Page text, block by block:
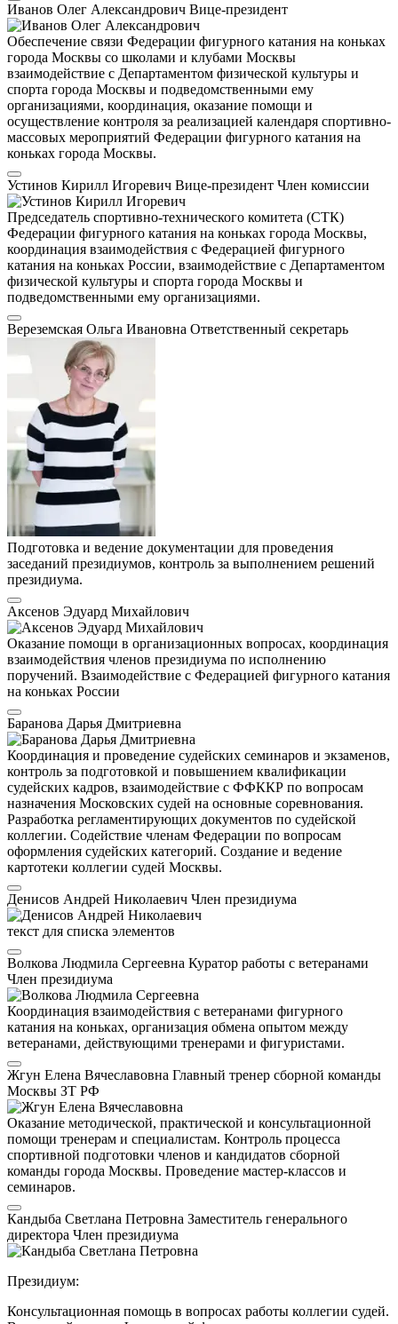
Иванов Олег Александрович Вице-президент
Обеспечение связи Федерации фигурного катания на коньках
города Москвы со школами и клубами Москвы
взаимодействие с Департаментом физической культуры и
спорта города Москвы и подведомственными ему
организациями, координация, оказание помощи и
осуществление контроля за реализацией календаря спортивно-
массовых мероприятий Федерации фигурного катания на
коньках города Москвы.
Устинов Кирилл Игоревич Вице-президент Член комиссии
Председатель спортивно-технического комитета (СТК)
Федерации фигурного катания на коньках города Москвы,
координация взаимодействия с Федерацией фигурного
катания на коньках России, взаимодействие с Департаментом
физической культуры и спорта города Москвы и
подведомственными ему организациями.
Вереземская Ольга Ивановна Ответственный секретарь
Подготовка и ведение документации для проведения
заседаний президиумов, контроль за выполнением решений
президиума.
Аксенов Эдуард Михайлович
Оказание помощи в организационных вопросах, координация
взаимодействия членов президиума по исполнению
поручений. Взаимодействие с Федерацией фигурного катания
на коньках России
Баранова Дарья Дмитриевна
Координация и проведение судейских семинаров и экзаменов,
контроль за подготовкой и повышением квалификации
судейских кадров, взаимодействие с ФФККР по вопросам
назначения Московских судей на основные соревнования.
Разработка регламентирующих документов по судейской
коллегии. Содействие членам Федерации по вопросам
оформления судейских категорий. Создание и ведение
картотеки коллегии судей Москвы.
Денисов Андрей Николаевич Член президиума
текст для списка элементов
Волкова Людмила Сергеевна Куратор работы с ветеранами
Член президиума
Координация взаимодействия с ветеранами фигурного
катания на коньках, организация обмена опытом между
ветеранами, действующими тренерами и фигуристами.
Жгун Елена Вячеславовна Главный тренер сборной команды
Москвы ЗТ РФ
Оказание методической, практической и консультационной
помощи тренерам и специалистам. Контроль процесса
спортивной подготовки членов и кандидатов сборной
команды города Москвы. Проведение мастер-классов и
семинаров.
Кандыба Светлана Петровна Заместитель генерального
директора Член президиума
Президиум:
Консультационная помощь в вопросах работы коллегии судей.